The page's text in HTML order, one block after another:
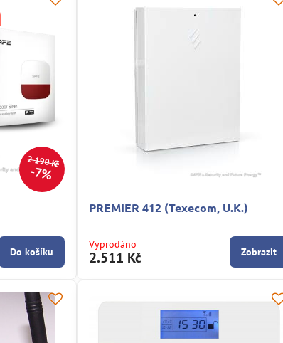
2.190 Kč
7%
Do košíku
PREMIER 412 (Texecom, U.K.)
Vyprodáno
2.511 Kč Zobrazit